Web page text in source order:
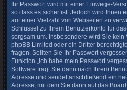
Ihr Passwort wird mit einer Einwege-
so dass es sicher ist. Jedoch wird Ihnen
auf einer Vielzahl von Webseiten zu
Schlüssel zu Ihrem Benutzerkonto für
sorgsam um. Insbesondere wird Sie kein
phpBB Limited oder ein Dritter
fragen. Sollten Sie Ihr Passwort
Funktion „Ich habe mein Passwort
Software fragt Sie dann nach Ihrem
Adresse und sendet anschließend ein
Adresse, mit dem Sie dann auf das